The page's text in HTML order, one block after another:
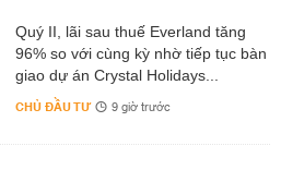
Quý II, lãi sau thuế Everland tăng
96% so với cùng kỳ nhờ tiếp tục bàn
giao dự án Crystal Holidays...
CHỦ ĐẦU TƯ 9 giờ trước